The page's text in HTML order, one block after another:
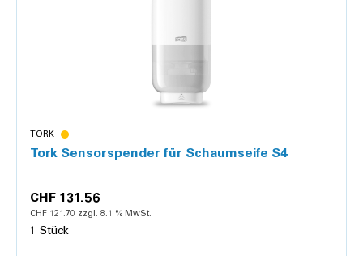
TORK
Tork Sensorspender für Schaumseife S4
CHF 131.56
CHF 121.70 zzgl. 8.1 % MwSt.
1 Stück